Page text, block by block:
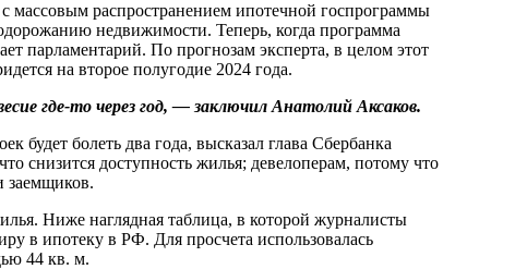
распространением ипотечной госпрограммы
недвижимости. Теперь, когда программа
парламентарий. По прогнозам эксперта, в целом этот
на второе полугодие 2024 года.
где-то через год, — заключил Анатолий Аксаков.
будет болеть два года, высказал глава Сбербанка
снизится доступность жилья; девелоперам, потому что
заемщиков.
Ниже наглядная таблица, в которой журналисты
в ипотеку в РФ. Для просчета использовалась
44 кв. м.